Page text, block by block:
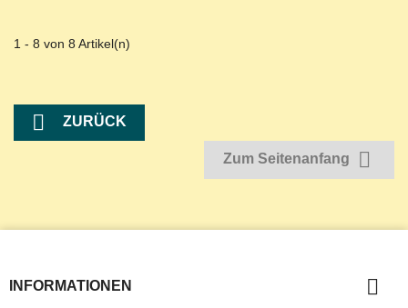
1 - 8 von 8 Artikel(n)
 ZURÜCK
Zum Seitenanfang 
INFORMATIONEN 